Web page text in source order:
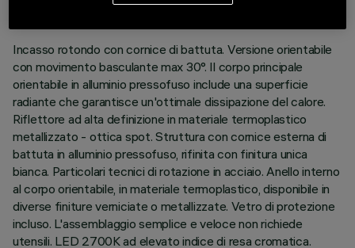
Incasso rotondo con cornice di battuta. Versione orientabile
con movimento basculante max 30°. Il corpo principale
orientabile in alluminio pressofuso include una superficie
radiante che garantisce un'ottimale dissipazione del calore.
Riflettore ad alta definizione in materiale termoplastico
metallizzato - ottica spot. Struttura con cornice esterna di
battuta in alluminio pressofuso, rifinita con finitura unica
bianca. Particolari tecnici di rotazione in acciaio. Anello interno
al corpo orientabile, in materiale termoplastico, disponibile in
diverse finiture verniciate o metallizzate. Vetro di protezione
incluso. L'assemblaggio semplice e veloce non richiede
utensili. LED 2700K ad elevato indice di resa cromatica.